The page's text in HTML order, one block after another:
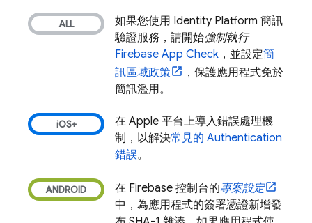
如果您使用 Identity Platform 簡訊
驗證服務，請開始強制執行
Firebase App Check ，並設定簡
訊區域政策
，保護應用程式免於
簡訊濫用。
在 Apple 平台上導入錯誤處理機
制，以解決常見的 Authentication
錯誤。
在 Firebase 控制台的專案設定
中，為應用程式的簽署憑證新增發